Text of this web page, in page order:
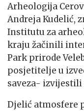
Arheologija
Andreja Kudelić,
Institutu za
kraju žačinili
Park prirode
posjetitelje u
saveza- izvijestili
Djelić atmosfere